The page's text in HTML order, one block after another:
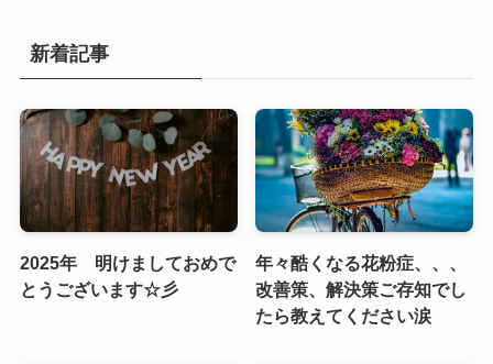
新着記事
2025年 明けましておめで
とうございます☆彡
年々酷くなる花粉症、、、
改善策、解決策ご存知でし
たら教えてください涙